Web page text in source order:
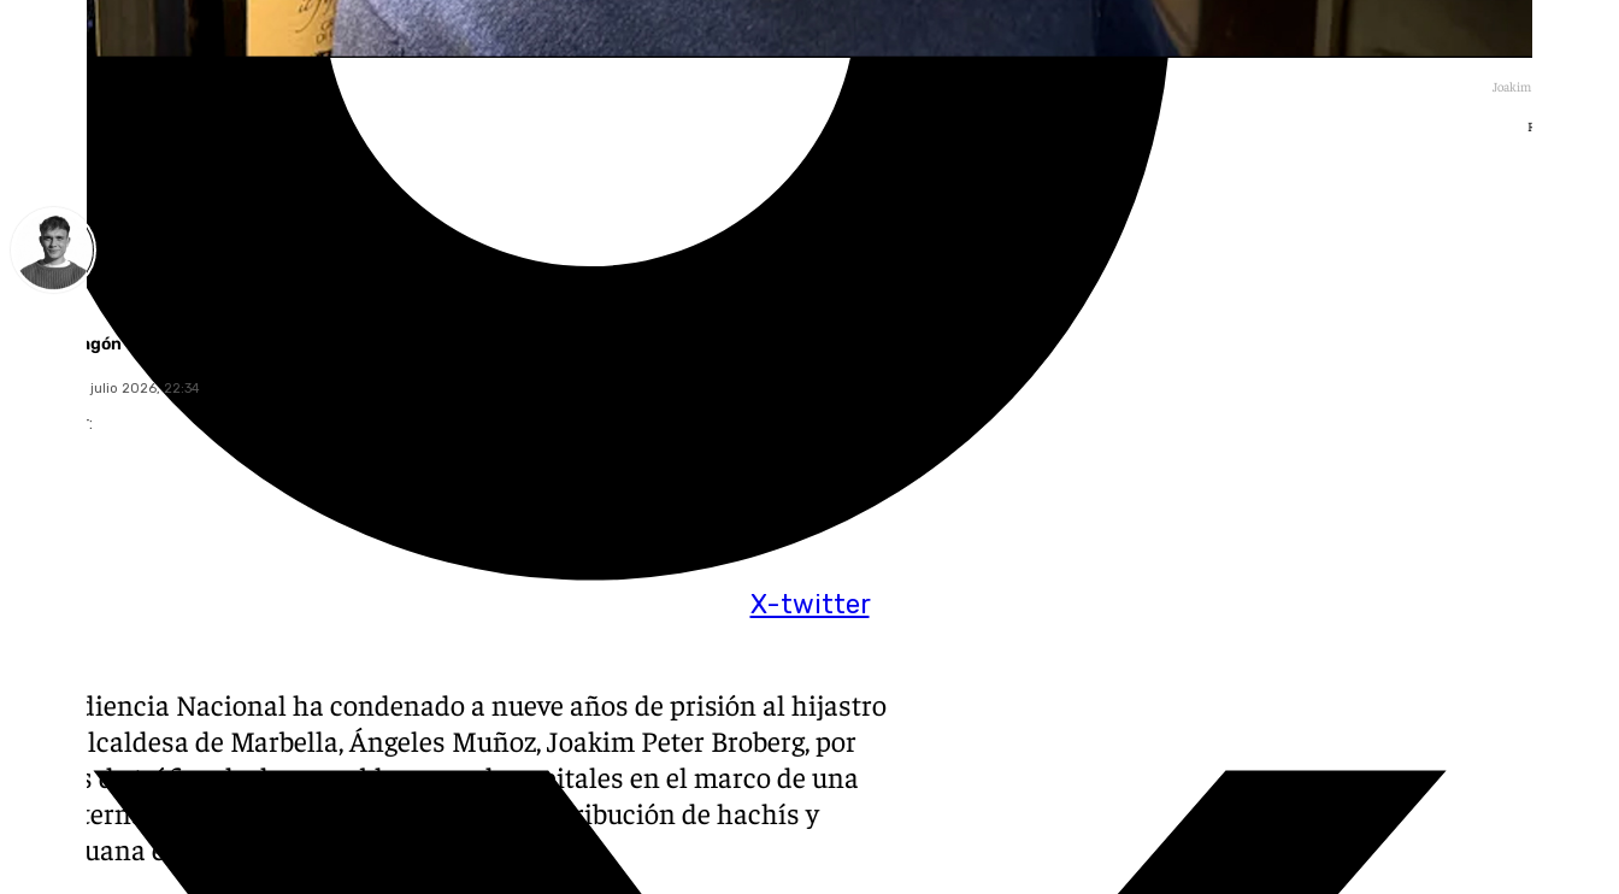
X-twitter
Joakim Peter Broberg
Redes Sociales
Jorge Aragón
miércoles, 1 julio 2026, 22:34
Compartir:
La Audiencia Nacional ha condenado a nueve años de prisión al hijastro
de la alcaldesa de Marbella, Ángeles Muñoz, Joakim Peter Broberg, por
delitos de tráfico de drogas y blanqueo de capitales en el marco de una
red internacional dedicada al transporte y distribución de hachís y
marihuana entre España y el norte de Europa.